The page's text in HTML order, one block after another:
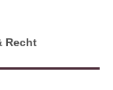
Recht